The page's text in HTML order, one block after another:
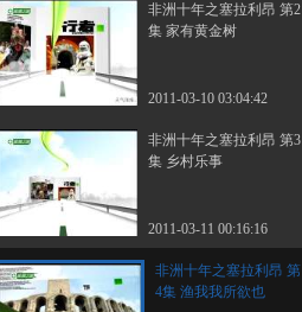
非洲十年之塞拉利昂 第2
集 家有黄金树
2011-03-10 03:04:42
非洲十年之塞拉利昂 第3
集 乡村乐事
2011-03-11 00:16:16
非洲十年之塞拉利昂 第
4集 渔我我所欲也